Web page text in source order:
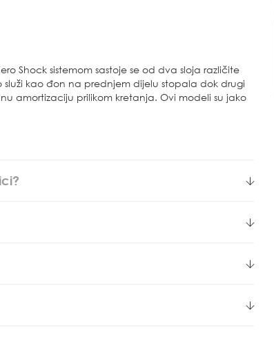
Shock sistemom sastoje se od dva sloja različite
služi kao đon na prednjem dijelu stopala dok drugi
amortizaciju prilikom kretanja. Ovi modeli su jako